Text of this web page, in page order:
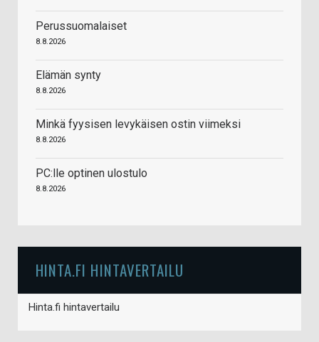
Perussuomalaiset
8.8.2026
Elämän synty
8.8.2026
Minkä fyysisen levykäisen ostin viimeksi
8.8.2026
PC:lle optinen ulostulo
8.8.2026
HINTA.FI HINTAVERTAILU
Hinta.fi hintavertailu